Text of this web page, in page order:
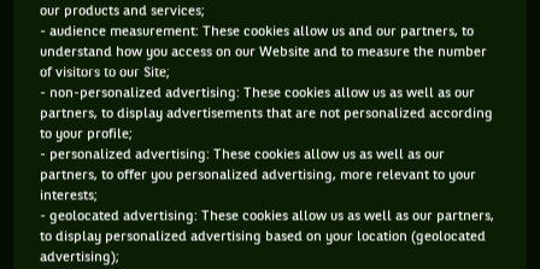
ATP
Tournoi mixte depuis sa création en 1930, l'Open d'Italie s'est
toujours disputé sur terre battue. Jusqu'en 1934, il s'est joué à
Milan, avant de s'installer pour de bon à Rome, sur le site du
vieux et mythique Foro Italico, stade construit dans les
années 20. En 1961, l'épreuve s'est déplacée à Turin, avant
our products and services;
- audience measurement: These cookies allow us and our partners, to
understand how you access on our Website and to measure the number
of visitors to our Site;
- non-personalized advertising: These cookies allow us as well as our
partners, to display advertisements that are not personalized according
to your profile;
- personalized advertising: These cookies allow us as well as our
partners, to offer you personalized advertising, more relevant to your
interests;
- geolocated advertising: These cookies allow us as well as our partners,
to display personalized advertising based on your location (geolocated
advertising);